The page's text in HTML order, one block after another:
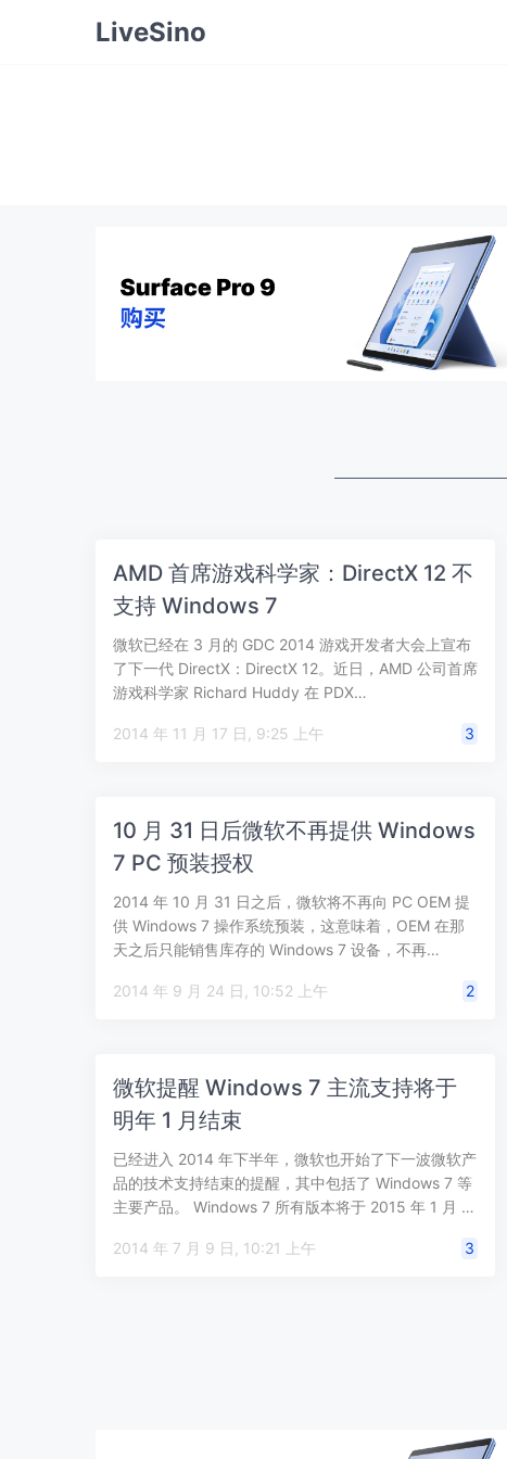
LiveSino
AMD 首席游戏科学家：DirectX 12 不
支持 Windows 7
微软已经在 3 月的 GDC 2014 游戏开发者大会上宣布
了下一代 DirectX：DirectX 12。近日，AMD 公司首席
游戏科学家 Richard Huddy 在 PDX…
2014 年 11 月 17 日, 9:25 上午 3
10 月 31 日后微软不再提供 Windows
7 PC 预装授权
2014 年 10 月 31 日之后，微软将不再向 PC OEM 提
供 Windows 7 操作系统预装，这意味着，OEM 在那
天之后只能销售库存的 Windows 7 设备，不再…
2014 年 9 月 24 日, 10:52 上午 2
微软提醒 Windows 7 主流支持将于
明年 1 月结束
已经进入 2014 年下半年，微软也开始了下一波微软产
品的技术支持结束的提醒，其中包括了 Windows 7 等
主要产品。 Windows 7 所有版本将于 2015 年 1 月 …
2014 年 7 月 9 日, 10:21 上午 3